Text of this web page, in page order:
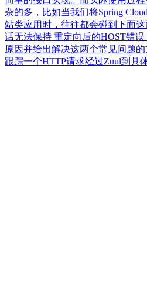
杂的多，比如当我们将Spring
站类应用时，往往都会碰到下面
话无法保持 重定向后的HOST错
原因并给出解决这两个常见问题
跟踪一个HTTP请求经过Zuul到具